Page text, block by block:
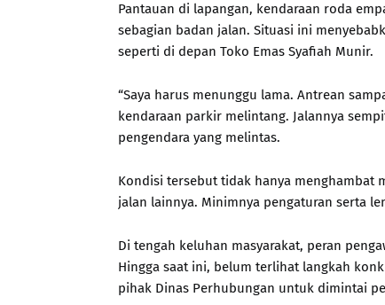
Pantauan di lapangan, kendaraan roda
sebagian badan jalan. Situasi ini
seperti di depan Toko Emas Syafiah Munir.
“Saya harus menunggu lama. Antrean
kendaraan parkir melintang. Jalannya
pengendara yang melintas.
Kondisi tersebut tidak hanya menghambat
jalan lainnya. Minimnya pengaturan serta
Di tengah keluhan masyarakat, peran
Hingga saat ini, belum terlihat langkah
pihak Dinas Perhubungan untuk dimintai